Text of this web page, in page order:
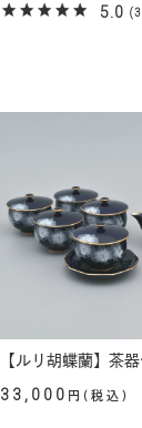
5.0
【ルリ胡蝶蘭】茶
33,000 円(税込)